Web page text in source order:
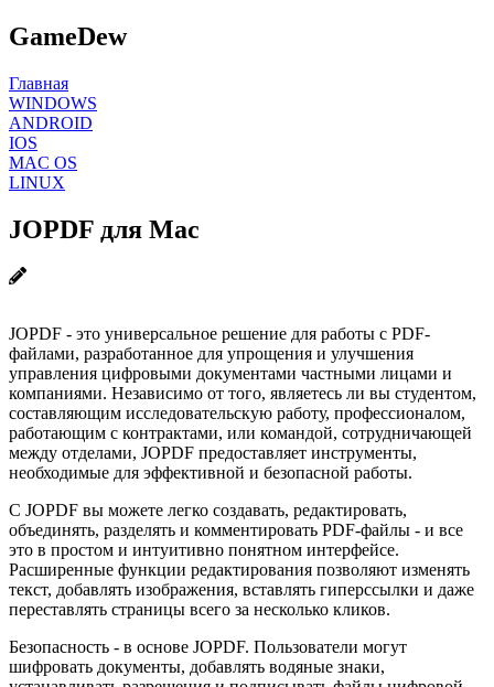
GameDew
Главная
WINDOWS
ANDROID
IOS
MAC OS
LINUX
JOPDF для Mac
JOPDF - это универсальное решение для работы с PDF-
файлами, разработанное для упрощения и улучшения
управления цифровыми документами частными лицами и
компаниями. Независимо от того, являетесь ли вы студентом,
составляющим исследовательскую работу, профессионалом,
работающим с контрактами, или командой, сотрудничающей
между отделами, JOPDF предоставляет инструменты,
необходимые для эффективной и безопасной работы.
С JOPDF вы можете легко создавать, редактировать,
объединять, разделять и комментировать PDF-файлы - и все
это в простом и интуитивно понятном интерфейсе.
Расширенные функции редактирования позволяют изменять
текст, добавлять изображения, вставлять гиперссылки и даже
переставлять страницы всего за несколько кликов.
Безопасность - в основе JOPDF. Пользователи могут
шифровать документы, добавлять водяные знаки,